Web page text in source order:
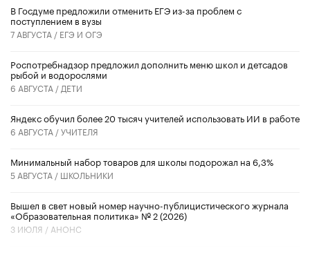
В Госдуме предложили отменить ЕГЭ из-за проблем с
поступлением в вузы
7 АВГУСТА / ЕГЭ И ОГЭ
Роспотребнадзор предложил дополнить меню школ и детсадов
рыбой и водорослями
6 АВГУСТА / ДЕТИ
​Яндекс обучил более 20 тысяч учителей использовать ИИ в работе
6 АВГУСТА /УЧИТЕЛЯ
Минимальный набор товаров для школы подорожал на 6,3%
5 АВГУСТА / ШКОЛЬНИКИ
Вышел в свет новый номер научно-публицистического журнала
«Образовательная политика» № 2 (2026)
3 ИЮЛЯ / АНОНС